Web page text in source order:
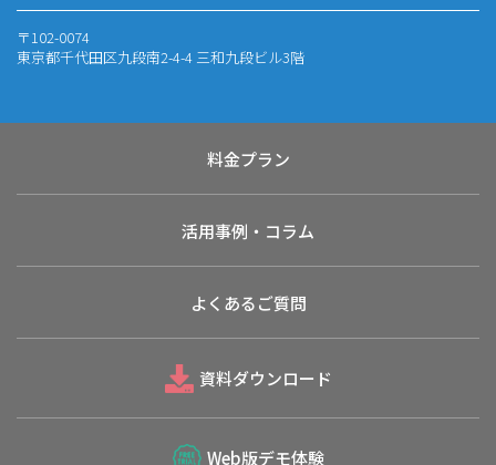
〒102-0074
東京都千代田区九段南2-4-4 三和九段ビル3階
料金プラン
活用事例・コラム
よくあるご質問
資料ダウンロード
Web版デモ体験